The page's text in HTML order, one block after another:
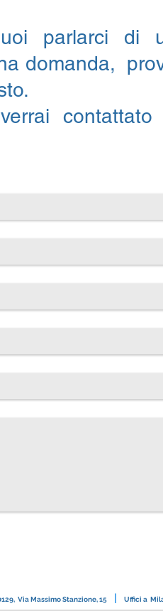
parlarci di
domanda,
Via Massimo Stanzione, 15 | Uffici a